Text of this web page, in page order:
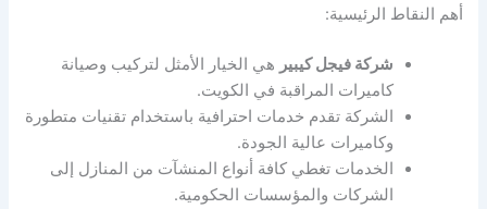
أهم النقاط الرئيسية:
شركة فيجل كيبير هي الخيار الأمثل لتركيب وصيانة
كاميرات المراقبة في الكويت.
الشركة تقدم خدمات احترافية باستخدام تقنيات متطورة
وكاميرات عالية الجودة.
الخدمات تغطي كافة أنواع المنشآت من المنازل إلى
الشركات والمؤسسات الحكومية.